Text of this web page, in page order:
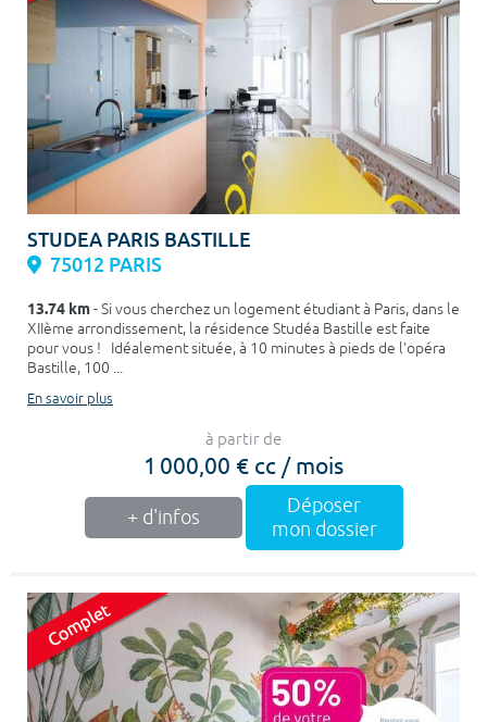
STUDEA PARIS BASTILLE
75012 PARIS
13.74 km- Si vous cherchez un logement étudiant à Paris, dans le
XIIème arrondissement, la résidence Studéa Bastille est faite
pour vous ! Idéalement située, à 10 minutes à pieds de l'opéra
Bastille, 100 ...
En savoir plus
à partir de
1 000,00 € cc / mois
+ d'infos
Déposer
mon dossier